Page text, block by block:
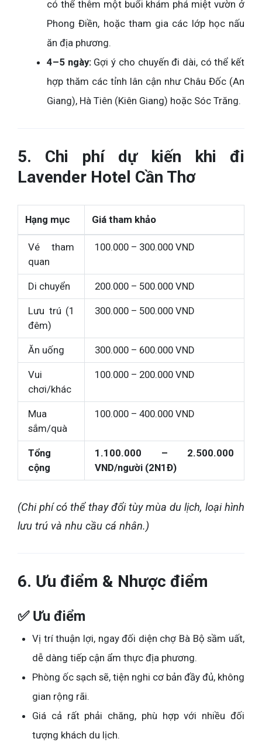
có thể thêm một buổi khám phá miệt vườn ở
Phong Điền, hoặc tham gia các lớp học nấu
ăn địa phương.
4–5 ngày:Gợi ý cho chuyến đi dài, có thể kết
hợp thăm các tỉnh lân cận như Châu Đốc (An
Giang), Hà Tiên (Kiên Giang) hoặc Sóc Trăng.
5. Chi phí dự kiến khi đi
Lavender Hotel Cần Thơ
Hạng mục Giá tham khảo
Vé tham
quan
100.000 – 300.000 VND
Di chuyển 200.000 – 500.000 VND
Lưu trú (1
đêm)
300.000 – 500.000 VND
Ăn uống 300.000 – 600.000 VND
Vui
chơi/khác
100.000 – 200.000 VND
Mua
sắm/quà
100.000 – 400.000 VND
Tổng
cộng
1.100.000 – 2.500.000
VND/người (2N1Đ)
(Chi phí có thể thay đổi tùy mùa du lịch, loại hình
lưu trú và nhu cầu cá nhân.)
6. Ưu điểm & Nhược điểm
✅ Ưu điểm
Vị trí thuận lợi, ngay đối diện chợ Bà Bộ sầm uất,
dễ dàng tiếp cận ẩm thực địa phương.
Phòng ốc sạch sẽ, tiện nghi cơ bản đầy đủ, không
gian rộng rãi.
Giá cả rất phải chăng, phù hợp với nhiều đối
tượng khách du lịch.